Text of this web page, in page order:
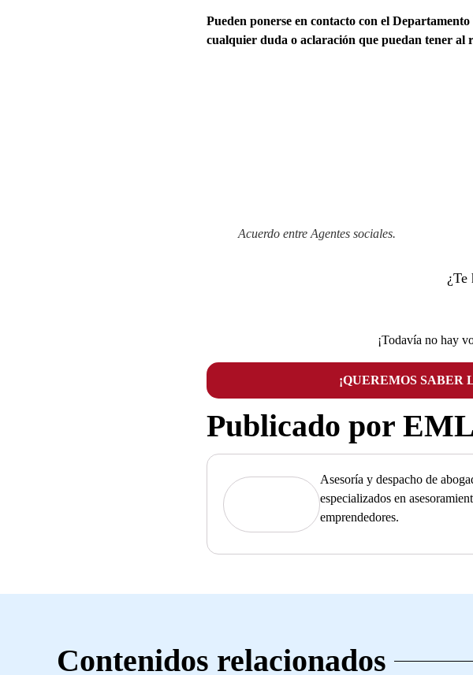
Pueden ponerse en contacto con el
cualquier duda o aclaración que puedan tener al
Acuerdo entre Agentes sociales.
¿Te
¡Todavía no hay
¡QUEREMOS SABER
Publicado por
Asesoría y despacho de
especializados en
emprendedores.
Contenidos relacionados